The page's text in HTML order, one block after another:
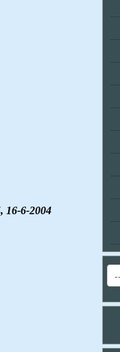
16-6-2004